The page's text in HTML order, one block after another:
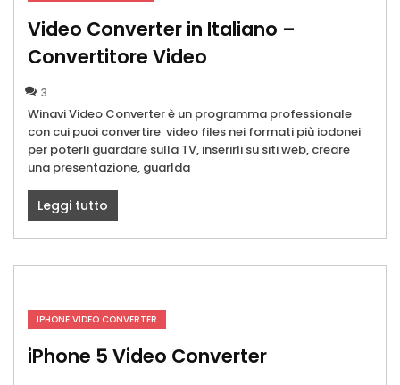
Video Converter in Italiano –
Convertitore Video
3
Winavi Video Converter è un programma professionale
con cui puoi convertire video files nei formati più iodonei
per poterli guardare sulla TV, inserirli su siti web, creare
una presentazione, guarlda
Leggi tutto
IPHONE VIDEO CONVERTER
iPhone 5 Video Converter